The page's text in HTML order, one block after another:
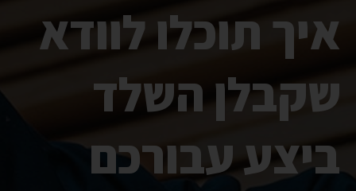
איך תוכלו לוודא
שקבלן השלד
ביצע עבורכם